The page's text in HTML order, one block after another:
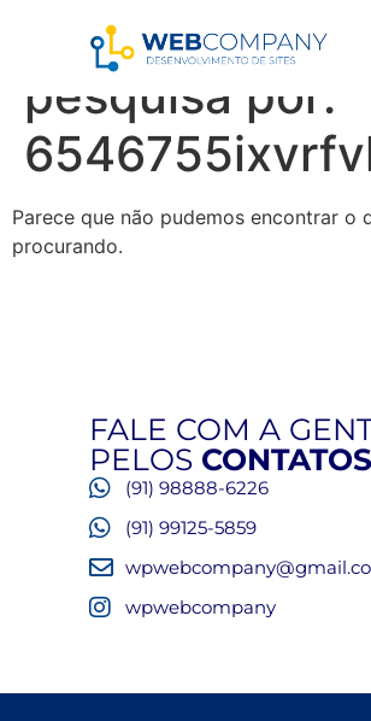
Resultados da
pesquisa por:
Parece que não pudemos encontrar o
procurando.
FALE COM A
PELOS CONTATOS
(91) 98888-6226
(91) 99125-5859
wpwebcompany